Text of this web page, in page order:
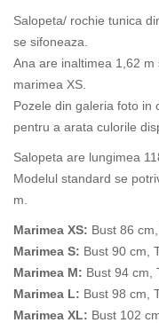
Salopeta/ rochie tunica
se sifoneaza.
Ana are inaltimea 1,62 m
marimea XS.
Pozele din galeria foto in
pentru a arata culorile
Salopeta are lungimea
Modelul standard se
m.
Marimea XS: Bust 86
Marimea S: Bust 90 cm,
Marimea M: Bust 94 cm,
Marimea L: Bust 98 cm,
Marimea XL: Bust 102